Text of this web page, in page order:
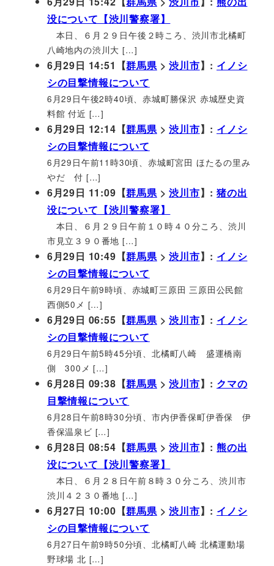
没について【渋川警察署】
本日、６月２９日午後２時ころ、渋川市北橘町
八崎地内の渋川大 […]
6月29日 14:51【群馬県>渋川市】: イノシ
シの目撃情報について
6月29日午後2時40頃、赤城町勝保沢 赤城歴史資
料館 付近 […]
6月29日 12:14【群馬県>渋川市】: イノシ
シの目撃情報について
6月29日午前11時30頃、赤城町宮田 ほたるの里み
やだ 付 […]
6月29日 11:09【群馬県>渋川市】:猪の出
没について【渋川警察署】
本日、６月２９日午前１０時４０分ころ、渋川
市見立３９０番地 […]
6月29日 10:49【群馬県>渋川市】: イノシ
シの目撃情報について
6月29日午前9時頃、赤城町三原田 三原田公民館
西側50メ […]
6月29日 06:55【群馬県>渋川市】: イノシ
シの目撃情報について
6月29日午前5時45分頃、北橘町八崎 盛運橋南
側 300メ […]
6月28日 09:38【群馬県>渋川市】: クマの
目撃情報について
6月28日午前8時30分頃、市内伊香保町伊香保 伊
香保温泉ビ […]
6月28日 08:54【群馬県>渋川市】:熊の出
没について【渋川警察署】
本日、６月２８日午前８時３０分ころ、渋川市
渋川４２３０番地 […]
6月27日 10:00【群馬県>渋川市】: イノシ
シの目撃情報について
6月27日午前9時50分頃、北橘町八崎 北橘運動場
野球場 北 […]